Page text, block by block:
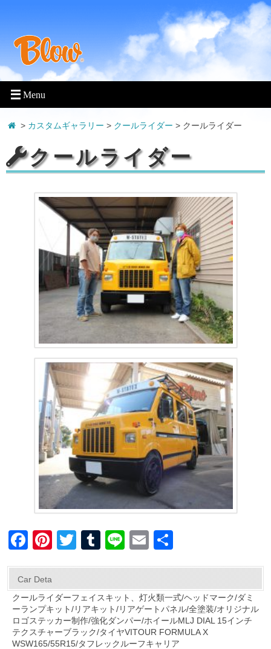
> カスタムギャラリー > クールライダー > クールライダー
クールライダー
F
c
e
b
o
Pi
er
e
st
T
tt
er
T
m
bl
r
Li
e
E
ail
Car Deta
クールライダーフェイスキット、灯火類一式/ヘッドマーク/ダミ
ーランプキット/リアキット/リアゲートパネル/全塗装/オリジナル
ロゴステッカー制作/強化ダンパー/ホイールMLJ DIAL 15インチ
テクスチャーブラック/タイヤVITOUR FORMULA X
WSW165/55R15/タフレックルーフキャリア